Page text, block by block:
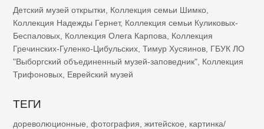
Детский музей открытки Коллекция семьи Шимко
Коллекция Надежды Гернет, Коллекция семьи Куликовых-
Беспаловых Коллекция Олега Карпова
Коллекция
Гречинских-Гуленко-Цибульских Тимур Хусяинов ГБУК ЛО
"Выборгский объединенный музей-заповедник" Коллекция
Трифоновых Еврейский музей
ТЕГИ
дореволюционные фотография житейское
картинка/